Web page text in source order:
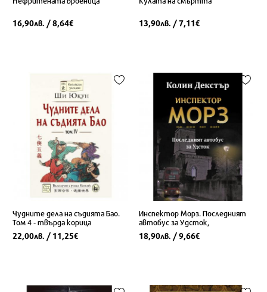
16,90лв. / 8,64€ 13,90лв. / 7,11€
Чудните дела на съдията Бао.
Том 4 - твърда корица
22,00лв. / 11,25€
Инспектор Морз. Последният
автобус за Удсток,
18,90лв. / 9,66€